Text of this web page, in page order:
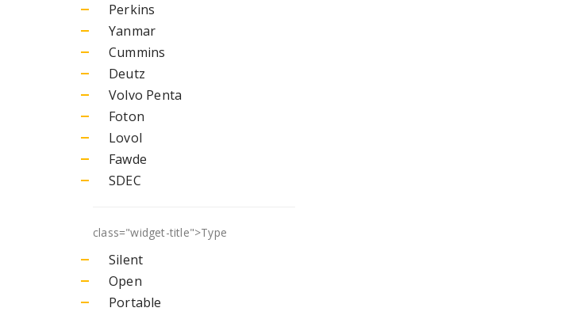
Perkins
Yanmar
Cummins
Deutz
Volvo Penta
Foton
Lovol
Fawde
SDEC
class="widget-title">Type
Silent
Open
Portable